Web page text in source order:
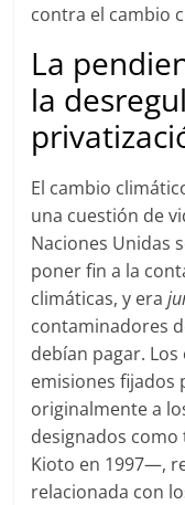
contra el cambio
La
la
El cambio
una cuestión de
Naciones Unidas
poner fin a la
climáticas, y era
contaminadores
debían pagar.
emisiones fijados
originalmente a
designados como
Kioto en 1997—,
relacionada con